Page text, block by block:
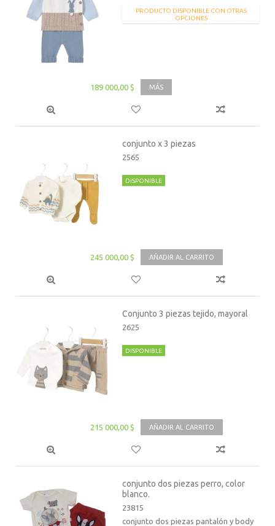
PRODUCTO DISPONIBLE CON OTRAS
OPCIONES
189 000,00 $ MÁS
conjunto x 3 piezas
2565
DISPONIBLE
245 000,00 $ AÑADIR AL CARRITO
Conjunto 3 piezas tejido, mayoral
2625
DISPONIBLE
215 000,00 $ AÑADIR AL CARRITO
conjunto dos piezas perro, color
blanco.
23815
conjunto dos piezas pantalón y body